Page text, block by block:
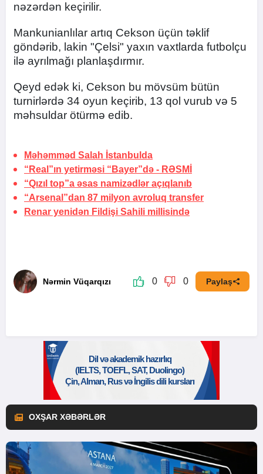
nəzərdən keçirilir.
Mankunianlılar artıq Cekson üçün təklif
göndərib, lakin "Çelsi" yaxın vaxtlarda futbolçu
ilə ayrılmağı planlaşdırmır.
Qeyd edək ki, Cekson bu mövsüm bütün
turnirlərdə 34 oyun keçirib, 13 qol vurub və 5
məhsuldar ötürmə edib.
Məhəmməd Salah İstanbulda
“Real”ın yetirməsi “Bayer”də - RƏSMİ
“Qızıl top”a əsas namizədlər açıqlanıb
“Arsenal”dan 87 milyon avroluq transfer
Renar yenidən Fildişi Sahili millisində
Nərmin Vüqarqızı 0 0 Paylaş
OXŞAR XƏBƏRLƏR